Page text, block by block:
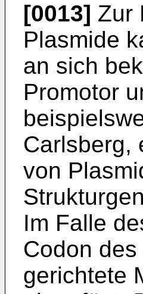
[0013] Zur
Plasmide
an sich
Promotor
Carlsberg,
von
Im Falle
Codon
gerichtete